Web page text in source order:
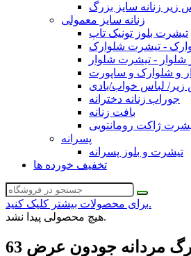
زیر زنانه سایز بزرگ
زنانه سایز معمولی
تیشرت بلوز تونیک تاپ
- تیشرت شلوارک
شلوار - تیشرت شلوار
و شلوارک و ساپورت
زیر/ لباس خواب/بادی
جوراب زنانه دخترانه
بافت زنانه
ژاکت رومانتویی
پسرانه
تیشرت و بلوز پسرانه
تخفیف خورده ها
برای محصولات بیشتر کلیک کنید.
هیچ محصولی پیدا نشد.
تیشرت سایز بزرگ مردانه جودون عرض 63